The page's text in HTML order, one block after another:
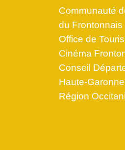
Communauté
du Frontonnais
Office de
Cinéma
Conseil
Haute-Garonne
Région